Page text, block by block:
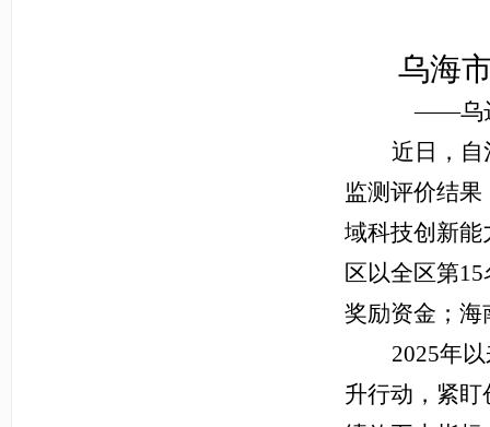
乌海
——乌
近日，自
监测评价结果
域科技创新能
区以全区第
奖励资金；
2025年
升行动，紧